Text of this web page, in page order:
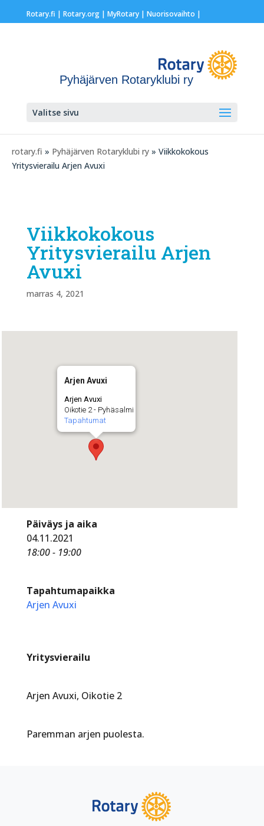
Rotary.fi | Rotary.org| MyRotary | Nuorisovaihto |
Pyhäjärven Rotaryklubi ry
Valitse sivu
rotary.fi » Pyhäjärven Rotaryklubi ry » Viikkokokous
Yritysvierailu Arjen Avuxi
Viikkokokous
Yritysvierailu Arjen
Avuxi
marras 4, 2021
Arjen Avuxi
Arjen Avuxi
Oikotie 2 - Pyhäsalmi
Tapahtumat
Päiväys ja aika
04.11.2021
18:00 - 19:00
Tapahtumapaikka
Arjen Avuxi
Yritysvierailu
Arjen Avuxi, Oikotie 2
Paremman arjen puolesta.